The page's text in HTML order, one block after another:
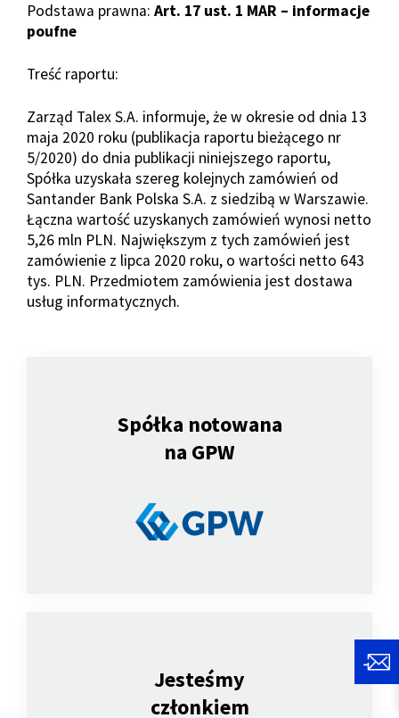
Podstawa prawna: Art. 17 ust. 1 MAR – informacje
poufne
Treść raportu:
Zarząd Talex S.A. informuje, że w okresie od dnia 13
maja 2020 roku (publikacja raportu bieżącego nr
5/2020) do dnia publikacji niniejszego raportu,
Spółka uzyskała szereg kolejnych zamówień od
Santander Bank Polska S.A. z siedzibą w Warszawie.
Łączna wartość uzyskanych zamówień wynosi netto
5,26 mln PLN. Największym z tych zamówień jest
zamówienie z lipca 2020 roku, o wartości netto 643
tys. PLN. Przedmiotem zamówienia jest dostawa
usług informatycznych.
Spółka notowana
na GPW
Jesteśmy
członkiem